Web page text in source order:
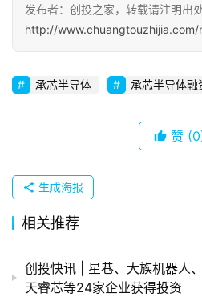
创
企
业
品
并
购
重
公
登录
发布者：创投之家，转载请注明出处
http://
承芯半导体 承芯半导体融
赞
生成海报
相关推荐
创投快讯 | 星巷、​大族机器人
天睿芯等24家企业获得投资